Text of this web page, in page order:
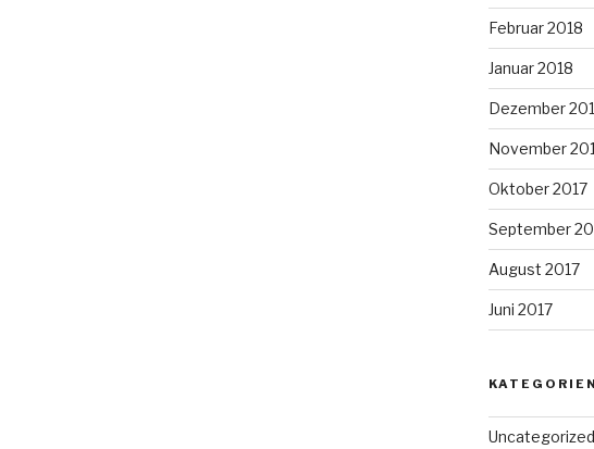
Februar 2018
Januar 2018
Dezember
November
Oktober 2017
September
August 2017
Juni 2017
Uncategorized